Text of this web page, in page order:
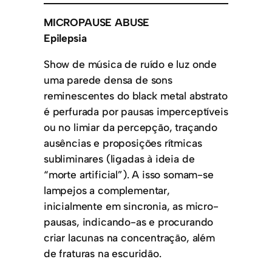
MICROPAUSE ABUSE
​Epilepsia
Show de música de ruído e luz onde
uma parede densa de sons
reminescentes do black metal abstrato
é perfurada por pausas imperceptíveis
ou no limiar da percepção, traçando
ausências e proposições rítmicas
subliminares (ligadas à ideia de
“morte artificial”). A isso somam-se
lampejos a complementar,
inicialmente em sincronia, as micro-
pausas, indicando-as e procurando
criar lacunas na concentração, além
de fraturas na escuridão.